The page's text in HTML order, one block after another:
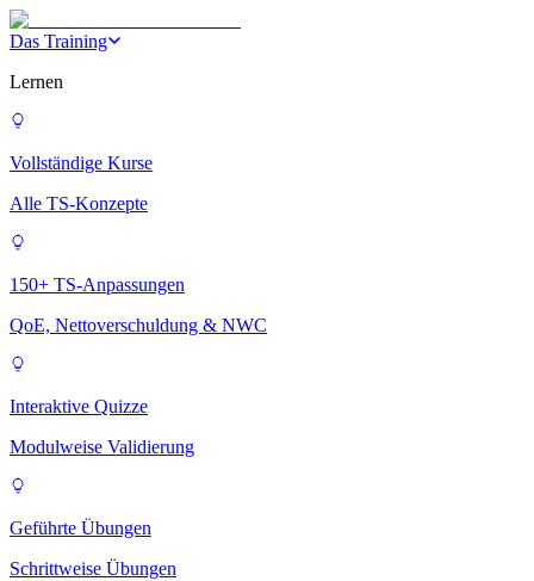
Das Training
Lernen
Vollständige Kurse
Alle TS-Konzepte
150+ TS-Anpassungen
QoE, Nettoverschuldung & NWC
Interaktive Quizze
Modulweise Validierung
Geführte Übungen
Schrittweise Übungen